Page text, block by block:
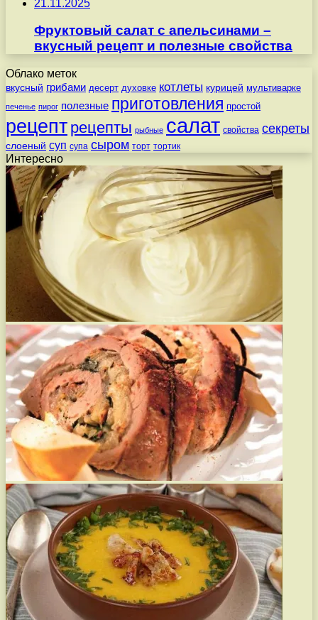
21.11.2025
Фруктовый салат с апельсинами –
вкусный рецепт и полезные свойства
Облако меток
вкусный грибами десерт духовке котлеты курицей мультиварке
печенье пирог полезные приготовления простой
рецепт рецепты рыбные салат свойства секреты
слоеный суп супа сыром торт тортик
Интересно